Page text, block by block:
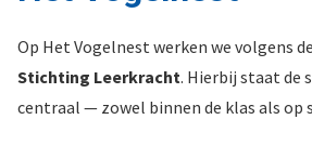
Op Het Vogelnest werken we volgens
Stichting Leerkracht. Hierbij staat de
centraal — zowel binnen de klas als op